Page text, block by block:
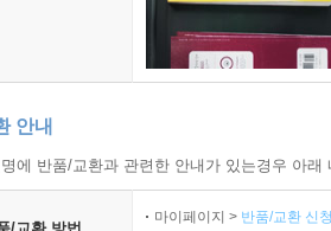
안내
에 반품/교환과 관련한 안내가 있는경우 아
마이페이지 > 반품/교환 신